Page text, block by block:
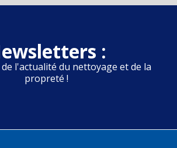
:
l'actualité du nettoyage et de la
propreté !